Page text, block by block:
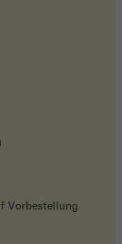
Vorbestellung